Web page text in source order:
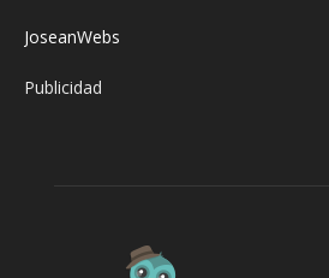
JoseanWebs
Publicidad